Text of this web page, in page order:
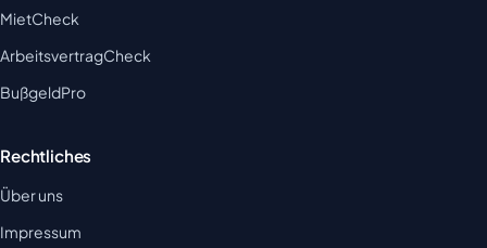
MietCheck
ArbeitsvertragCheck
BußgeldPro
Rechtliches
Über uns
Impressum